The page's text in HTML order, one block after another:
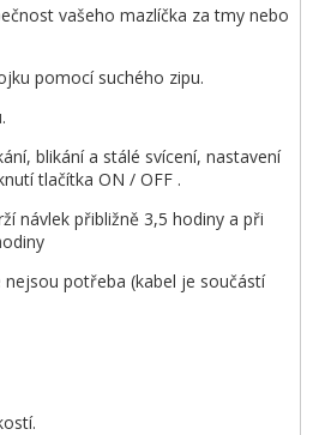
vašeho mazlíčka za tmy nebo
pomocí suchého zipu.
blikání a stálé svícení, nastavení
tlačítka ON / OFF .
návlek přibližně 3,5 hodiny a při
nejsou potřeba (kabel je součástí